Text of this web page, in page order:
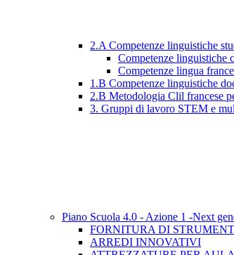
2.A Competenze linguistiche
Competenze linguistiche
Competenze lingua
1.B Competenze linguistiche
2.B Metodologia Clil francese
3. Gruppi di lavoro STEM e
Piano Scuola 4.0 - Azione 1 -Next
FORNITURA DI
ARREDI INNOVATIVI